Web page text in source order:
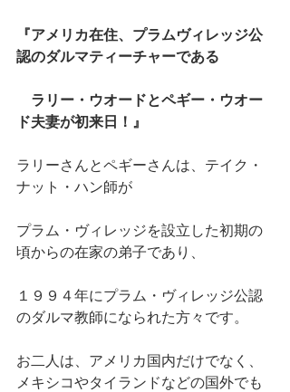
『アメリカ在住、プラムヴィレッジ公
認のダルマティーチャーである
ラリー・ウオードとペギー・ウオー
ド夫妻が初来日！』
ラリーさんとペギーさんは、テイク・
ナット・ハン師が
プラム・ヴィレッジを設立した初期の
頃からの在家の弟子であり、
１９９４年にプラム・ヴィレッジ公認
のダルマ教師になられた方々です。
お二人は、アメリカ国内だけでなく、
メキシコやタイランドなどの国外でも